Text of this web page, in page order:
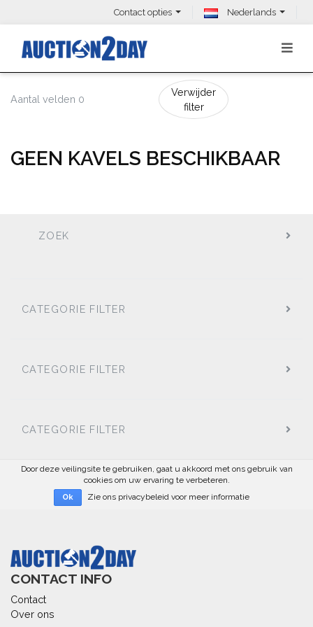
Contact opties Nederlands
Aantal velden 0
Verwijder
filter
GEEN KAVELS BESCHIKBAAR
ZOEK
CATEGORIE FILTER
CATEGORIE FILTER
CATEGORIE FILTER
Door deze veilingsite te gebruiken, gaat u akkoord met ons gebruik van
cookies om uw ervaring te verbeteren.
Ok Zie ons privacybeleid voor meer informatie
CONTACT INFO
Contact
Over ons